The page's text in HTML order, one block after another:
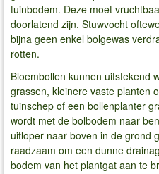
tuinbodem. Deze moet
doorlatend zijn. Stuwvocht
bijna geen enkel bolgewas
rotten.
Bloembollen kunnen uitstekend
grassen, kleinere vaste planten
tuinschep of een bollenplanter
wordt met de bolbodem naar
uitloper naar boven in de grond
raadzaam om een dunne
bodem van het plantgat aan te